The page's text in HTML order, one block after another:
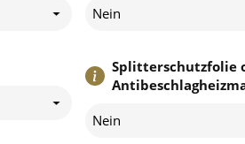
Nein
Splitterschutzfolie
Nein